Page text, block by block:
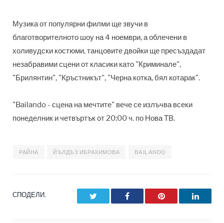
Музика от популярни филми ще звучи в
благотворителното шоу на 4 ноември, а облечени в
холивудски костюми, танцовите двойки ще пресъздадат
незабравими сцени от класики като "Криминале",
"Брилянтин", "Кръстникът", "Черна котка, бял котарак".
"Bailando - сцена на мечтите" вече се излъчва всеки
понеделник и четвъртък от 20:00 ч. по Нова ТВ.
РАЙНА ЙЪЛДЪЗ ИБРАХИМОВА BAILANDO
СПОДЕЛИ. Facebook Pinterest